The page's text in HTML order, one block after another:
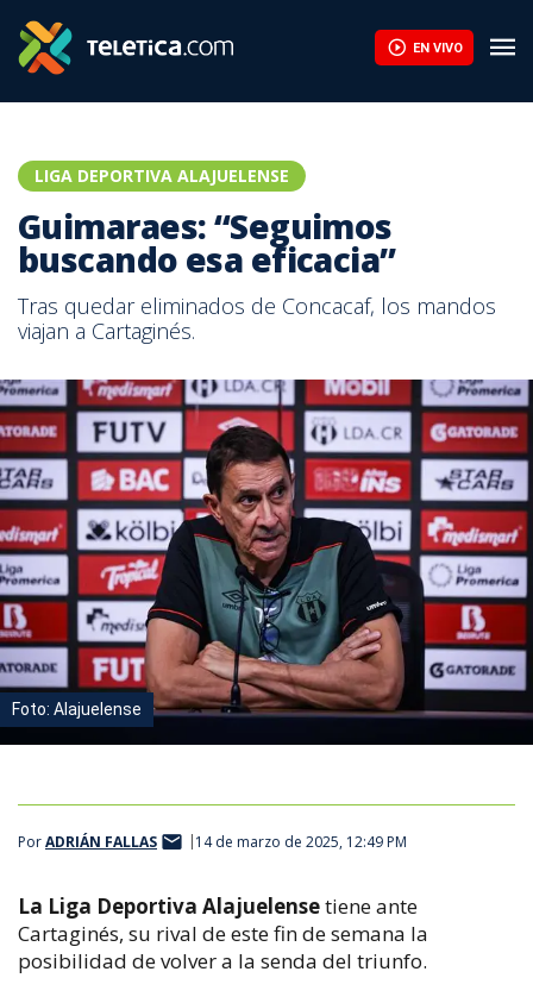
EN VIVO
LIGA DEPORTIVA ALAJUELENSE
Guimaraes: “Seguimos
buscando esa eficacia”
Tras quedar eliminados de Concacaf, los mandos
viajan a Cartaginés.
Foto: Alajuelense
PorADRIÁN FALLAS 14 de marzo de 2025, 12:49 PM
La Liga Deportiva Alajuelensetiene ante
Cartaginés, su rival de este fin de semana la
posibilidad de volver a la senda del triunfo.